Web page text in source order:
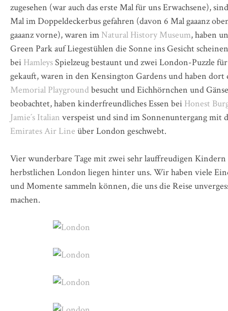
zugesehen (war auch das erste Mal für uns Erwachsene),
Mal im Doppeldeckerbus gefahren (davon 6 Mal gaaanz
gaaanz vorne), waren imNatural History Museum, haben
Green Park auf Liegestühlen die Sonne ins Gesicht
bei HamleysSpielzeug bestaunt und zwei London-Puzzle
gekauft, waren in den Kensington Gardens und haben
Memorial Playground besucht und Eichhörnchen und Gänse
beobachtet, haben kinderfreundliches Essen bei Honest
Jamie´s Italian verspeist und sind im Sonnenuntergang mit
Emirates Air Line über London geschwebt.
Vier wunderbare Tage mit zwei sehr lauffreudigen
herbstlichen London liegen hinter uns. Wir haben viele
und Momente sammeln können, die uns die Reise
machen.